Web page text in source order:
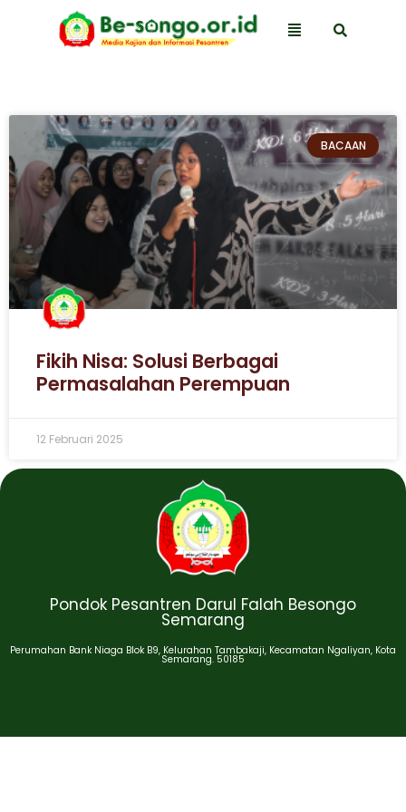
BACAAN
Fikih Nisa: Solusi Berbagai
Permasalahan Perempuan
12 Februari 2025
Pondok Pesantren Darul Falah Besongo
Semarang
Perumahan Bank Niaga Blok B9, Kelurahan Tambakaji, Kecamatan Ngaliyan, Kota
Semarang. 50185